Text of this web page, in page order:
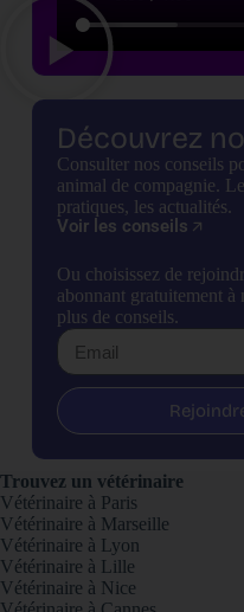
Découvrez
Consulter nos conseils
animal de compagnie.
pratiques, les actualités.
Voir les conseils
Ou choisissez de
abonnant gratuitement
plus de conseils.
Trouvez un vétérinaire
Vétérinaire à Paris
Vétérinaire à Marseille
Vétérinaire à Lyon
Vétérinaire à Lille
Vétérinaire à Nice